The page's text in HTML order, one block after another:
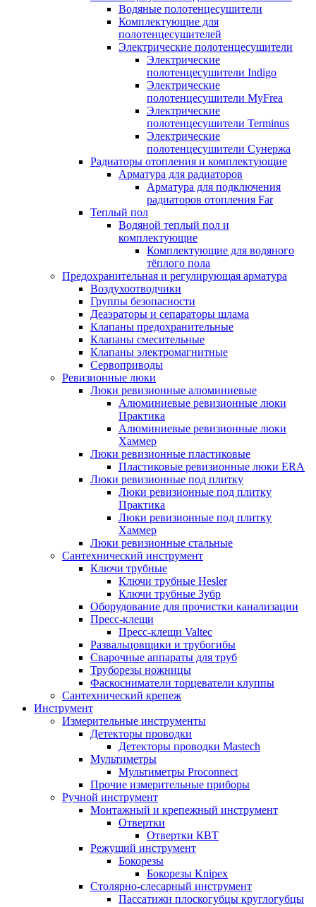
Водяные полотенцесушители
Комплектующие для
полотенцесушителей
Электрические полотенцесушители
Электрические
полотенцесушители Indigo
Электрические
полотенцесушители MyFrea
Электрические
полотенцесушители Terminus
Электрические
полотенцесушители Сунержа
Радиаторы отопления и комплектующие
Арматура для радиаторов
Арматура для подключения
радиаторов отопления Far
Теплый пол
Водяной теплый пол и
комплектующие
Комплектующие для водяного
тёплого пола
Предохранительная и регулирующая арматура
Воздухоотводчики
Группы безопасности
Деаэраторы и сепараторы шлама
Клапаны предохранительные
Клапаны смесительные
Клапаны электромагнитные
Сервоприводы
Ревизионные люки
Люки ревизионные алюминиевые
Алюминиевые ревизионные люки
Практика
Алюминиевые ревизионные люки
Хаммер
Люки ревизионные пластиковые
Пластиковые ревизионные люки ERA
Люки ревизионные под плитку
Люки ревизионные под плитку
Практика
Люки ревизионные под плитку
Хаммер
Люки ревизионные стальные
Сантехнический инструмент
Ключи трубные
Ключи трубные Hesler
Ключи трубные Зубр
Оборудование для прочистки канализации
Пресс-клещи
Пресс-клещи Valtec
Развальцовщики и трубогибы
Сварочные аппараты для труб
Труборезы ножницы
Фаскосниматели торцеватели клуппы
Сантехнический крепеж
Инструмент
Измерительные инструменты
Детекторы проводки
Детекторы проводки Mastech
Мультиметры
Мультиметры Proconnect
Прочие измерительные приборы
Ручной инструмент
Монтажный и крепежный инструмент
Отвертки
Отвертки КВТ
Режущий инструмент
Бокорезы
Бокорезы Knipex
Столярно-слесарный инструмент
Пассатижи плоскогубцы круглогубцы